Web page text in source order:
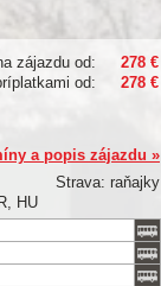
zájazdu od:
278 €
od:
278 €
a popis zájazdu »
Strava: raňajky
HU